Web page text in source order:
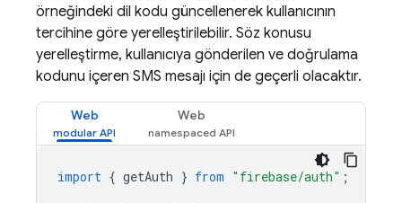
örneğindeki dil kodu güncellenerek kullanıcının
tercihine göre yerelleştirilebilir. Söz konusu
yerelleştirme, kullanıcıya gönderilen ve doğrulama
kodunu içeren SMS mesajı için de geçerli olacaktır.
Web Web
import { getAuth } from "firebase/auth" ;